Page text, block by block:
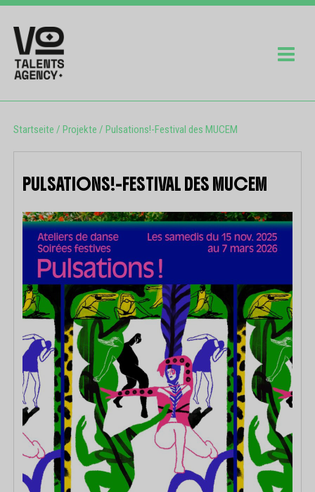
Startseite / Projekte / Pulsations!-Festival des MUCEM
PULSATIONS!-FESTIVAL DES MUCEM